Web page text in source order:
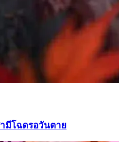
มีโฉดรอวันตาย